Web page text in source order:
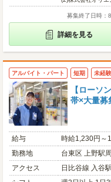
募集終了日時：
詳細を見る
アルバイト・パート 短期 未経
【ローソ
帯×大量
給与
時給1,230円～
勤務地
台東区 上野駅
アクセス
日比谷線 入谷